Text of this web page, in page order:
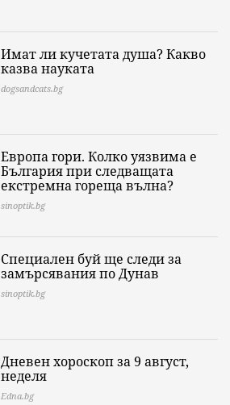
Имат ли кучетата душа? Какво
казва науката
dogsandcats.bg
Европа гори. Колко уязвима е
България при следващата
екстремна гореща вълна?
sinoptik.bg
Специален буй ще следи за
замърсявания по Дунав
sinoptik.bg
Дневен хороскоп за 9 август,
неделя
Edna.bg